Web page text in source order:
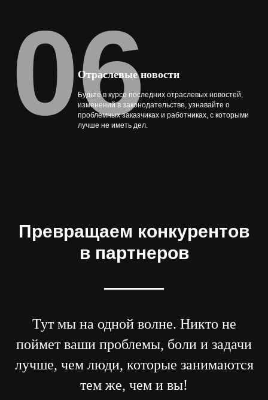
Отраслевые новости
Будьте в курсе последних отраслевых новостей,
изменений в законодательстве, узнавайте о
проблемных заказчиках и работниках, с которыми
лучше не иметь дел.
06
Превращаем конкурентов
в партнеров
Тут мы на одной волне. Никто не
поймет ваши проблемы, боли и задачи
лучше, чем люди, которые занимаются
тем же, чем и вы!